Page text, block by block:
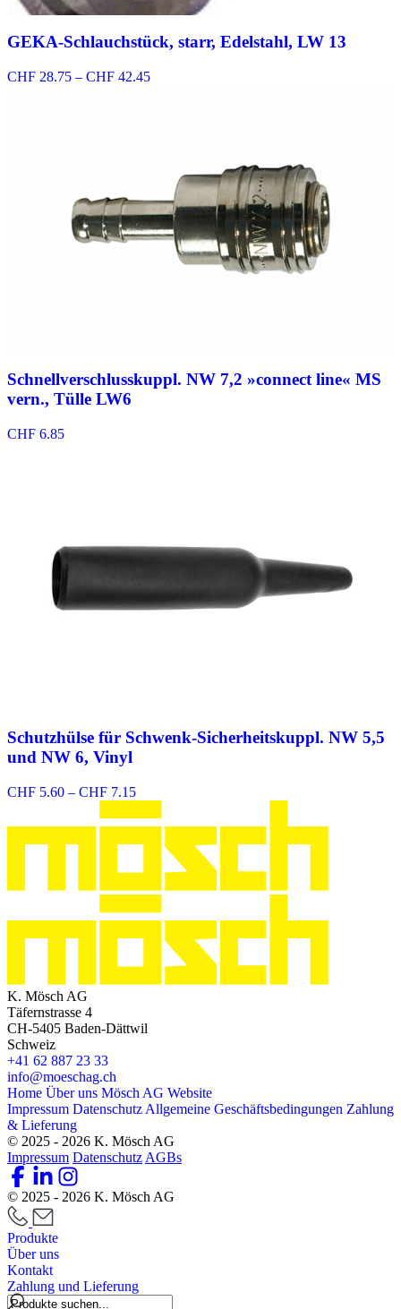
GEKA-Schlauchstück, starr, Edelstahl, LW 13
CHF 28.75 – CHF 42.45Preisspanne:
Schnellverschlusskuppl. NW 7,2 »connect line« MS
vern., Tülle LW6
CHF 6.85
Schutzhülse für Schwenk-Sicherheitskuppl. NW 5,5
und NW 6, Vinyl
CHF 5.60 – CHF 7.15Preisspanne:
bis
K. Mösch AG
Täfernstrasse 4
CH-5405 Baden-Dättwil
Schweiz
+41 62 887 23 33
info@moeschag.ch
Home Über uns Mösch AG Website
Impressum Datenschutz Allgemeine Geschäftsbedingungen Zahlung
& Lieferung
© 2025 - 2026 K. Mösch AG
Impressum Datenschutz AGBs
© 2025 - 2026 K. Mösch AG
Produkte
Über uns
Kontakt
Zahlung und Lieferung